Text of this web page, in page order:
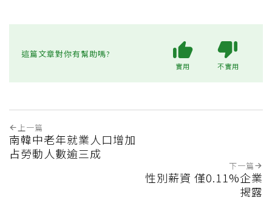
這篇文章對你有幫助嗎?
實用 不實用
上一篇
南韓中老年就業人口增加
占勞動人數逾三成
下一篇
性別薪資 僅0.11%企業
揭露